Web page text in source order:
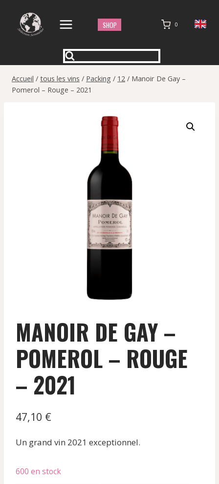
contenu
SHOP 0
Accueil / tous les vins / Packing / 12 / Manoir De Gay –
Pomerol – Rouge – 2021
MANOIR DE GAY –
POMEROL – ROUGE
– 2021
47,10 €
Un grand vin 2021 exceptionnel.
600 en stock